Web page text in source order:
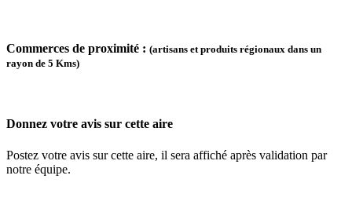
Commerces de proximité : (artisans et produits régionaux dans un
rayon de 5 Kms)
Donnez votre avis sur cette aire
Postez votre avis sur cette aire, il sera affiché après validation par
notre équipe.